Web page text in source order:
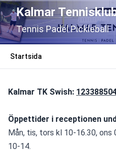
Kalmar
Tennis Padel Pickleball
Startsida
Kalmar TK Swish:
Öppettider i receptionen
Mån, tis, tors kl 10-16.30, ons
10-14.